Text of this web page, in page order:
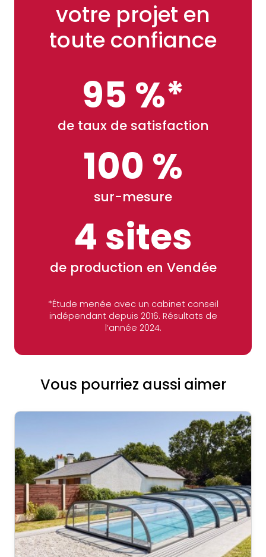
votre projet en
toute confiance
95 %*
de taux de satisfaction
100 %
sur-mesure
4 sites
de production en Vendée
*Étude menée avec un cabinet conseil
indépendant depuis 2016. Résultats de
l’année 2024.
Vous pourriez aussi aimer